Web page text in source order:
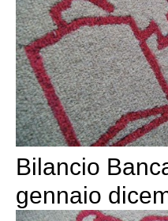
Bilancio
gennaio